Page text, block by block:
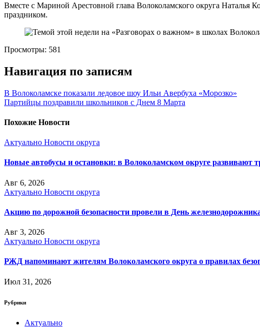
Вместе с Мариной Арестовной глава Волоколамского округа Наталья
праздником.
Просмотры: 581
Навигация по записям
В Волоколамске показали ледовое шоу Ильи Авербуха «Морозко»
Партийцы поздравили школьников с Днем 8 Марта
Похожие Новости
Актуально Новости округа
Новые автобусы и остановки: в Волоколамском округе развивают
Авг 6, 2026
Актуально Новости округа
Акцию по дорожной безопасности провели в День
Авг 3, 2026
Актуально Новости округа
РЖД напоминают жителям Волоколамского округа о правилах
Июл 31, 2026
Рубрики
Актуально